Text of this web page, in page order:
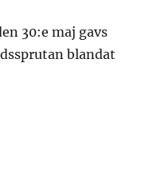
30:e maj gavs
blandat